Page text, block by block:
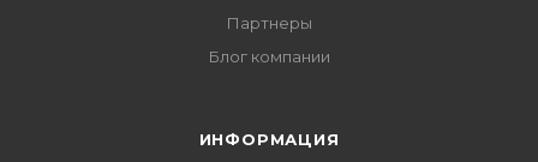
Партнеры
Блог компании
ИНФОРМАЦИЯ